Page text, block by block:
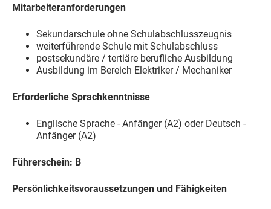
Mitarbeiteranforderungen
Sekundarschule ohne Schulabschlusszeugnis
weiterführende Schule mit Schulabschluss
postsekundäre / tertiäre berufliche Ausbildung
Ausbildung im Bereich Elektriker / Mechaniker
Erforderliche Sprachkenntnisse
Englische Sprache - Anfänger (A2) oder Deutsch -
Anfänger (A2)
Führerschein: B
Persönlichkeitsvoraussetzungen und Fähigkeiten